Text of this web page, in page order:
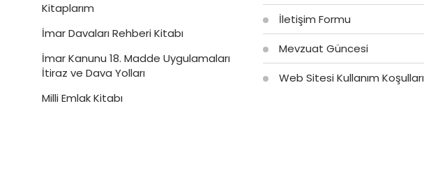
Kitaplarım
İmar Davaları Rehberi Kitabı
İmar Kanunu 18. Madde Uygulamaları
İtiraz ve Dava Yolları
Milli Emlak Kitabı
İletişim Formu
Mevzuat Güncesi
Web Sitesi Kullanım Koşulları